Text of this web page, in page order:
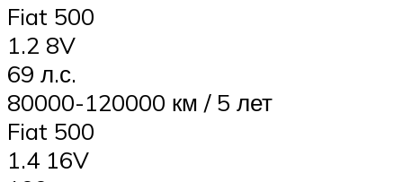
Fiat 500
1.2 8V
69 л.с.
80000-120000 км / 5 лет
Fiat 500
1.4 16V